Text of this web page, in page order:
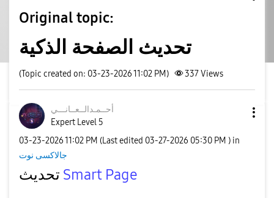
Original topic:
تحديث الصفحة الذكية
(Topic created on: 03-23-2026 11:02 PM) 337Views
أحــمـدالــعــانـــي
Expert Level 5
‎03-23-202611:02 PM (Last edited ‎03-27-2026 05:30 PM ) in
جالاكسى نوت
Smart Page